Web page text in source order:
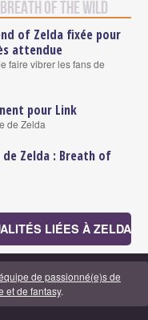
Breath of the Wild
of Zelda fixée pour
attendue
faire vibrer les fans de
pour Link
de Zelda
Zelda : Breath of
LIÉES À ZELDA
de passionné(e)s de
et de fantasy.